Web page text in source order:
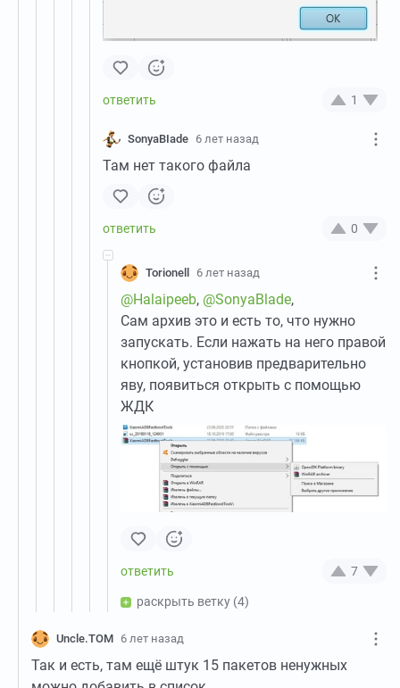
1
SonyaBIade 6 лет назад
Там нет такого файла
0
Torionell 6 лет назад
@Halaipeeb, @SonyaBlade,
Сам архив это и есть то, что нужно
запускать. Если нажать на него правой
кнопкой, установив предварительно
яву, появиться открыть с помощью
ЖДК
7
раскрыть ветку (4)
Uncle.TOM 6 лет назад
Так и есть, там ещё штук 15 пакетов ненужных